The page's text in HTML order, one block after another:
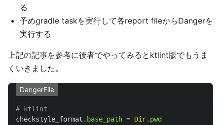
る
予めgradle taskを実行して各report fileからDangerを
実行する
上記の記事を参考に後者でやってみるとktlint版でもうま
くいきました。
DangerFile
# ktlint
checkstyle_format . base_path = Dir. pwd